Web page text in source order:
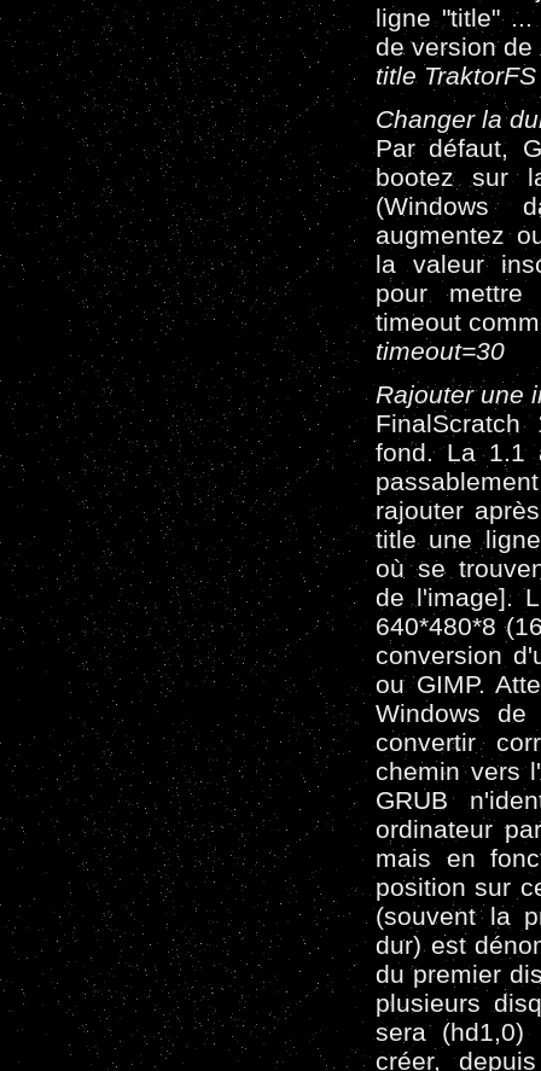
ligne "title"
de version de
title
Changer la
Par défaut,
bootez sur
(Windows
augmentez
la valeur
pour
timeout
timeout=30
Rajouter une
fond. La 1.1
rajouter
title une
où se
de l'image].
640*480*8
conversion
ou GIMP.
Windows
convertir
chemin vers
GRUB
ordinateur
mais en
position sur
(souvent la
dur) est
du premier
plusieurs
sera
créer,